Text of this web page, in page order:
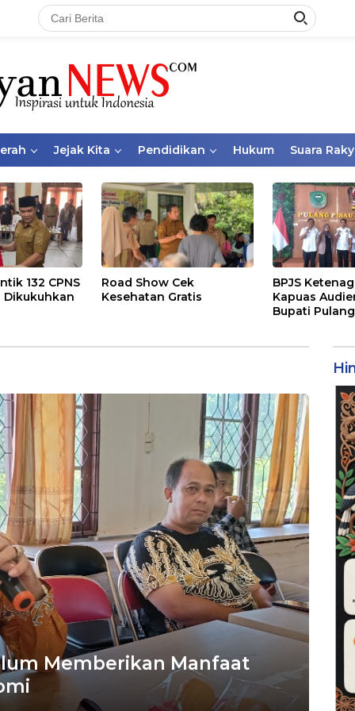
Jejak Kita Pendidikan Hukum Suara
132 CPNS
Dikukuhkan
Road Show Cek
Kesehatan Gratis
BPJS
Kapuas
Bupati
Memberikan Manfaat